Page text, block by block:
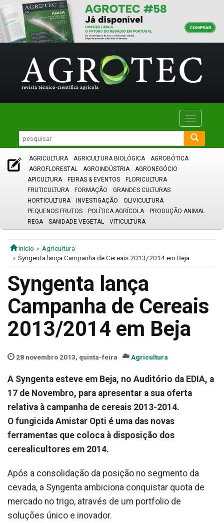
Toggle
AGRICULTURA AGRICULTURA BIOLÓGICA
AGROBÓTICA
AGROFLORESTAL
AGROINDÚSTRIA
AGRONEGÓCIO
APICULTURA
FEIRAS & EVENTOS
FLORICULTURA
FRUTICULTURA
FORMAÇÃO
GRANDES CULTURAS
HORTICULTURA
INVESTIGAÇÃO
OLIVICULTURA
PEQUENOS FRUTOS
POLÍTICA AGRÍCOLA
PRODUÇÃO ANIMAL
REGA
SANIDADE VEGETAL VITICULTURA
início
Agricultura
Syngenta lança Campanha de Cereais 2013/2014 em Beja
Syngenta lança
Campanha de Cereais
2013/2014 em Beja
28 novembro 2013, quinta-feira Agricultura
A Syngenta esteve em Beja, no Auditório da EDIA, a
17 de Novembro, para apresentar a sua oferta
relativa à campanha de cereais 2013-2014.
O fungicida Amistar Opti é uma das novas
ferramentas que coloca à disposição dos
cerealicultores em 2014.
Após a consolidação da posição no segmento da
cevada, a Syngenta ambiciona conquistar quota de
mercado no trigo, através de um portfolio de
soluções único e inovador.